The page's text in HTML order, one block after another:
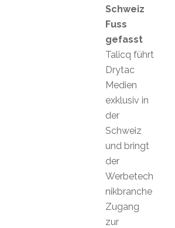
Schweiz
Fuss
gefasst
Talicq führt
Drytac
Medien
exklusiv in
der
Schweiz
und bringt
der
Werbetech
nikbranche
Zugang
zur